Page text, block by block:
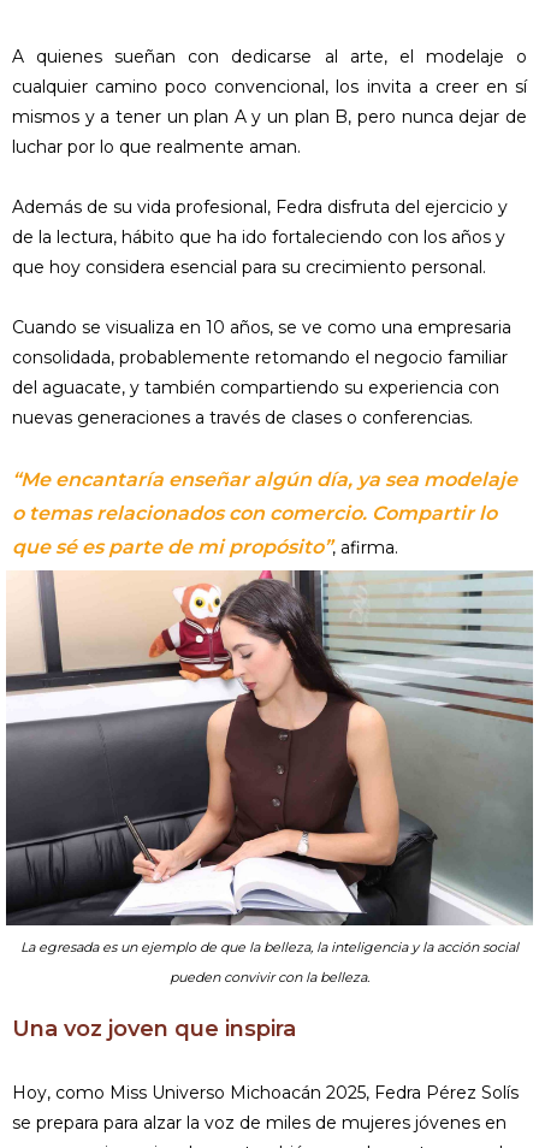
A quienes sueñan con dedicarse al arte, el modelaje o
cualquier camino poco convencional, los invita a creer en sí
mismos y a tener un plan A y un plan B, pero nunca dejar de
luchar por lo que realmente aman.
Además de su vida profesional, Fedra disfruta del ejercicio y
de la lectura, hábito que ha ido fortaleciendo con los años y
que hoy considera esencial para su crecimiento personal.
Cuando se visualiza en 10 años, se ve como una empresaria
consolidada, probablemente retomando el negocio familiar
del aguacate, y también compartiendo su experiencia con
nuevas generaciones a través de clases o conferencias.
“Me encantaría enseñar algún día, ya sea modelaje
o temas relacionados con comercio. Compartir lo
que sé es parte de mi propósito”, afirma.
La egresada es un ejemplo de que la belleza, la inteligencia y la acción social
pueden convivir con la belleza.
Una voz joven que inspira
Hoy, como Miss Universo Michoacán 2025, Fedra Pérez Solís
se prepara para alzar la voz de miles de mujeres jóvenes en